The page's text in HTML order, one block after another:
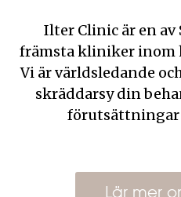
Ilter Clinic är en av
främsta kliniker inom
Vi är världsledande
skräddarsy din
förutsättningar
Lär mer